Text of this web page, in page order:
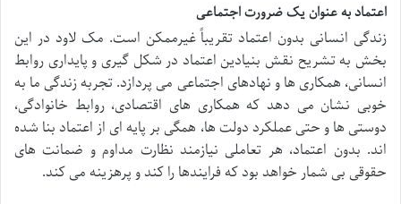
اعتماد به عنوان یک ضرورت اجتماعی
زندگی انسانی بدون اعتماد تقریباً غیرممکن است. مک لاود در این
بخش به تشریح نقش بنیادین اعتماد در شکل گیری و پایداری روابط
انسانی، همکاری ها و نهادهای اجتماعی می پردازد. تجربه زندگی ما به
خوبی نشان می دهد که همکاری های اقتصادی، روابط خانوادگی،
دوستی ها و حتی عملکرد دولت ها، همگی بر پایه ای از اعتماد بنا شده
اند. بدون اعتماد، هر تعاملی نیازمند نظارت مداوم و ضمانت های
حقوقی بی شمار خواهد بود که فرایندها را کند و پرهزینه می کند.